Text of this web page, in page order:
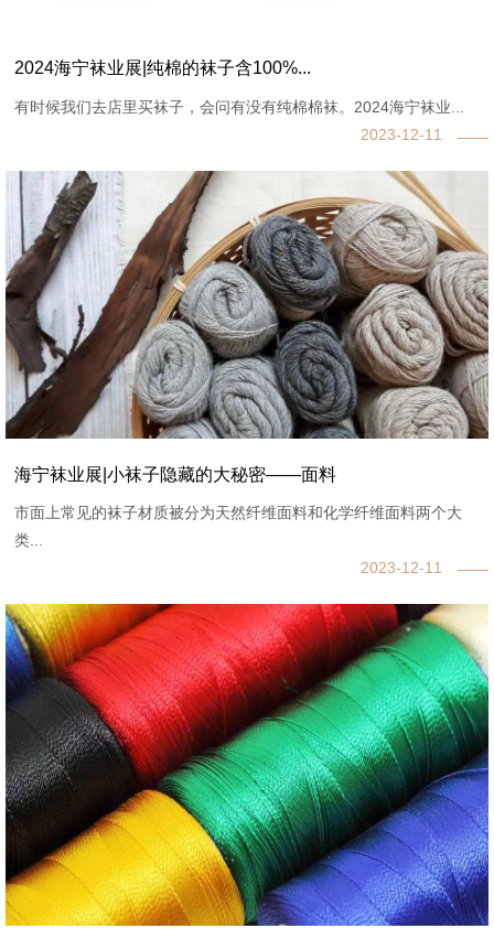
2024海宁袜业展|纯棉的袜子含100%...
有时候我们去店里买袜子，会问有没有纯棉棉袜。2024海宁袜业...
2023-12-11
海宁袜业展|小袜子隐藏的大秘密——面料
市面上常见的袜子材质被分为天然纤维面料和化学纤维面料两个大
类...
2023-12-11